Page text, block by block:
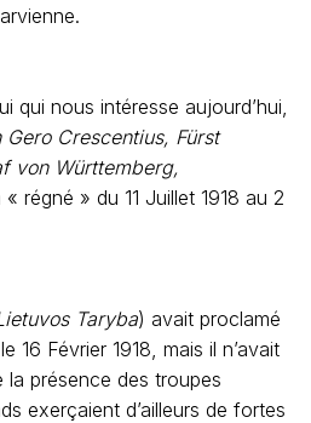
qui nous intéresse aujourd’hui,
Crescentius, Fürst
von Württemberg,
« régné » du 11 Juillet 1918 au 2
Taryba) avait proclamé
16 Février 1918, mais il n’avait
présence des troupes
exerçaient d’ailleurs de fortes